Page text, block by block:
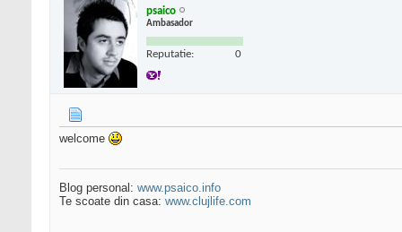
psaico
Ambasador
Reputatie: 0
welcome
Blog personal: www.psaico.info
Te scoate din casa: www.clujlife.com